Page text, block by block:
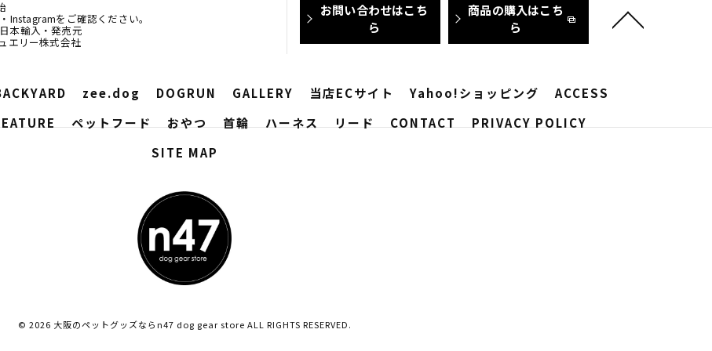
Instagramをご確認ください。
日本輸入・発売元
エリー株式会社
お問い合わせはこち
ら
商品の購入はこち
ら
zee.dog DOGRUN GALLERY 当店ECサイト Yahoo!ショッピング
ACCESS
ペットフード おやつ 首輪 ハーネス リード CONTACT
PRIVACY POLICY
SITE MAP
© 2026 大阪のペットグッズならn47 dog gear store ALL RIGHTS RESERVED.